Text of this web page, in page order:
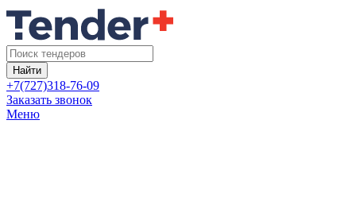
Найти
+7(727)318-76-09
Заказать звонок
Меню